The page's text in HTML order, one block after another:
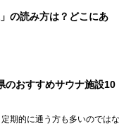
して見逃せない極上湯のひと
す！
かり、お食事処でおいしいご
格別ですね！
ーパー銭湯を紹介します。
の読み方は？どこにあ
のおすすめサウナ施設10
期的に通う方も多いのではな